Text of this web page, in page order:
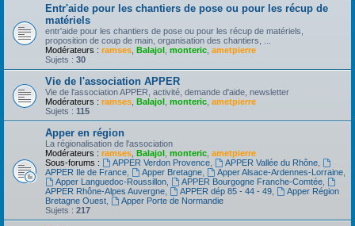
Entr'aide pour les chantiers de pose ou pour les récup de
matériels
entr'aide pour les chantiers de pose ou pour les récup de matériels,
proposition de coup de main, organisation des chantiers, ...
Modérateurs : ramses Balajol monteric ametpierre
Sujets : 30
Vie de l'association APPER
Vie de l'association APPER, activité, demande d'aide, newsletter
Modérateurs : ramses Balajol monteric ametpierre
Sujets : 115
Apper en région
La régionalisation de l'association
Modérateurs : ramses Balajol monteric ametpierre
Sous-forums :
APPER Verdon Provence, APPER Vallée du Rhône,
APPER Ile de France
Apper Bretagne, Apper Alsace-Ardennes-Lorraine,
Apper Languedoc-Roussillon, APPER Bourgogne Franche-Comtée,
APPER Rhône-Alpes Auvergne
APPER dép 85 - 44 - 49,
Apper Région
Bretagne Ouest
Apper Porte de Normandie
Sujets : 217